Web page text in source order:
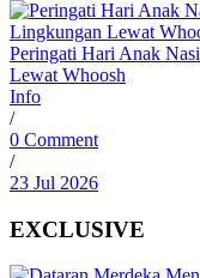
Peringati Hari Anak
Lewat Whoosh
Info
/
0 Comment
/
23 Jul 2026
EXCLUSIVE